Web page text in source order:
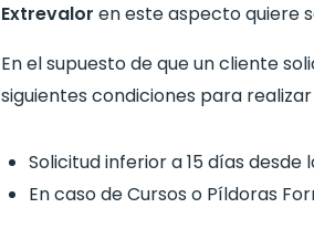
Extrevalor en este aspecto quiere
En el supuesto de que un cliente
siguientes condiciones para
Solicitud inferior a 15 días desde
En caso de Cursos o Píldoras